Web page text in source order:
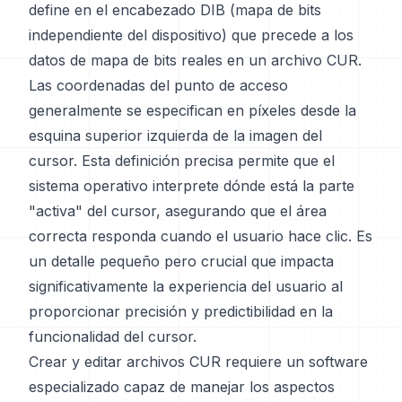
define en el encabezado DIB (mapa de bits
independiente del dispositivo) que precede a los
datos de mapa de bits reales en un archivo CUR.
Las coordenadas del punto de acceso
generalmente se especifican en píxeles desde la
esquina superior izquierda de la imagen del
cursor. Esta definición precisa permite que el
sistema operativo interprete dónde está la parte
"activa" del cursor, asegurando que el área
correcta responda cuando el usuario hace clic. Es
un detalle pequeño pero crucial que impacta
significativamente la experiencia del usuario al
proporcionar precisión y predictibilidad en la
funcionalidad del cursor.
Crear y editar archivos CUR requiere un software
especializado capaz de manejar los aspectos